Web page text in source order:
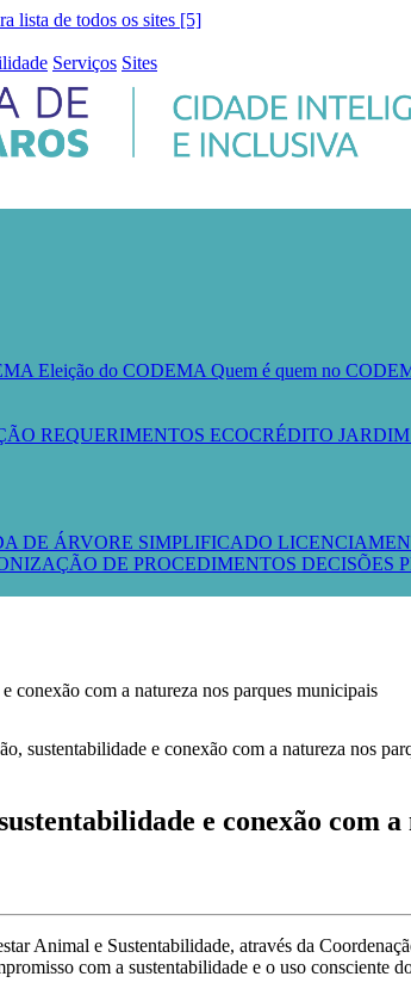
lista de todos os sites [5]
Serviços Sites
Eleição do CODEMA Quem é quem no
REQUERIMENTOS ECOCRÉDITO
DE ÁRVORE SIMPLIFICADO
DE PROCEDIMENTOS DECISÕES
com a natureza nos parques municipais
e conexão com
Animal e Sustentabilidade, através da
com a sustentabilidade e o uso consciente